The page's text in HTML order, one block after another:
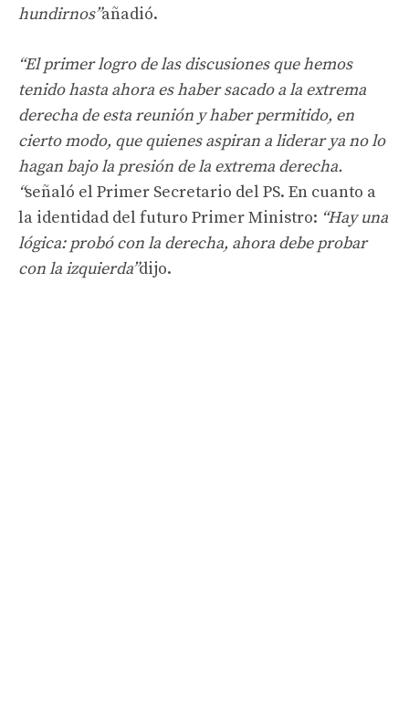
hundirnos”añadió.
“El primer logro de las discusiones que hemos
tenido hasta ahora es haber sacado a la extrema
derecha de esta reunión y haber permitido, en
cierto modo, que quienes aspiran a liderar ya no lo
hagan bajo la presión de la extrema derecha.
“señaló el Primer Secretario del PS. En cuanto a
la identidad del futuro Primer Ministro: “Hay una
lógica: probó con la derecha, ahora debe probar
con la izquierda”dijo.